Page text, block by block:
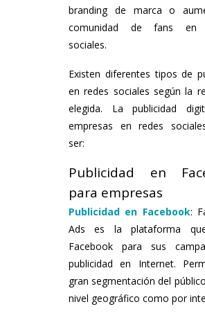
branding de marca o
comunidad de fans en
sociales.
Existen diferentes tipos de
en redes sociales según la
elegida. La publicidad
empresas en redes
ser:
Publicidad en
para empresas
Publicidad en Facebook:
Ads es la plataforma
Facebook para sus
publicidad en Internet.
gran segmentación del
nivel geográfico como por